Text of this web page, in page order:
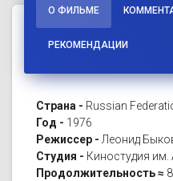
О ФИЛЬМЕ
РЕКОМЕНДАЦИИ
Страна - Russian
Год - 1976
Режиссер - Леонид
Студия - Киностудия
Продолжительность ≈